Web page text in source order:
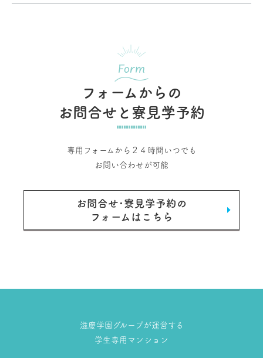
Form
フォームからの
お問合せと寮見学予約
専用フォームから２４時間いつでも
お問い合わせが可能
お問合せ･寮見学予約の
フォームはこちら
滋慶学園グループが運営する
学生専用マンション